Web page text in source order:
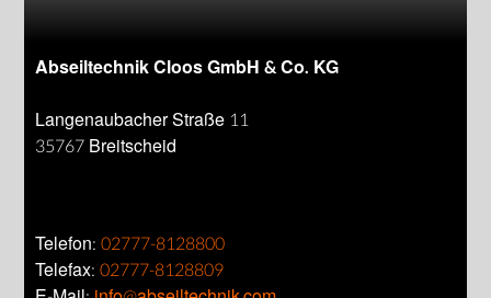
Abseiltechnik Cloos GmbH & Co. KG
Langenaubacher Straße 11
35767 Breitscheid
Telefon:02777-8128800
Telefax:02777-8128809